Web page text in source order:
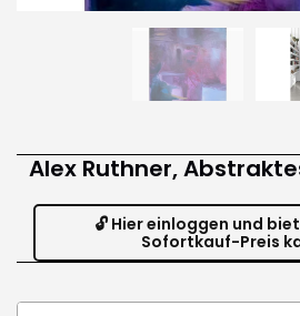
Alex Ruthner,
🔓 Hier einloggen und
Sofortkauf-Preis